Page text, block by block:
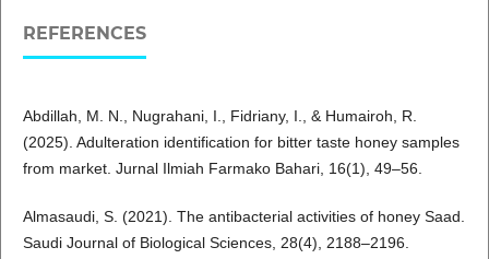
REFERENCES
Abdillah, M. N., Nugrahani, I., Fidriany, I., & Humairoh, R.
(2025). Adulteration identification for bitter taste honey samples
from market. Jurnal Ilmiah Farmako Bahari, 16(1), 49–56.
Almasaudi, S. (2021). The antibacterial activities of honey Saad.
Saudi Journal of Biological Sciences, 28(4), 2188–2196.